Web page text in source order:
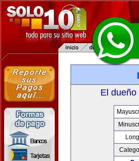
El